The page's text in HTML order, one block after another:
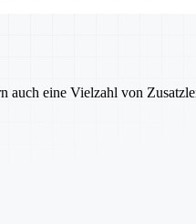
eine Vielzahl von